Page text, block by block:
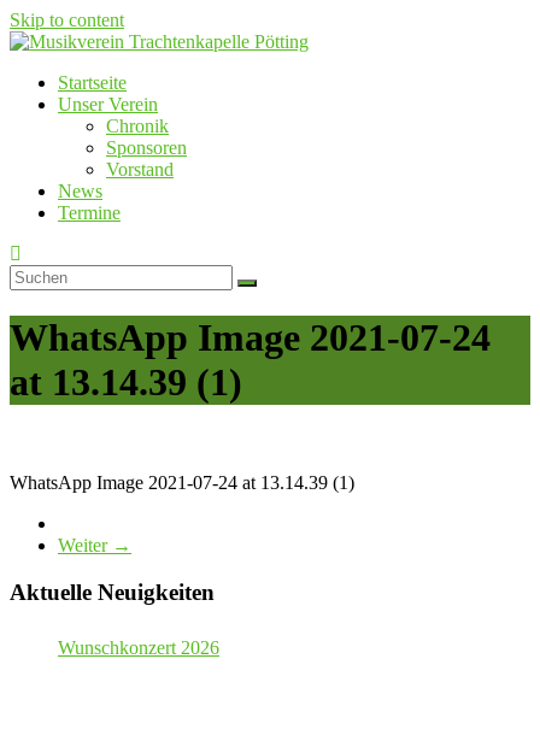
Skip to content
Musikverein Trachtenkapelle Pötting
Startseite
Unser Verein
Chronik
Sponsoren
Vorstand
News
Termine
WhatsApp Image 2021-07-24
at 13.14.39 (1)
WhatsApp Image 2021-07-24 at 13.14.39 (1)
Weiter →
Aktuelle Neuigkeiten
Wunschkonzert 2026